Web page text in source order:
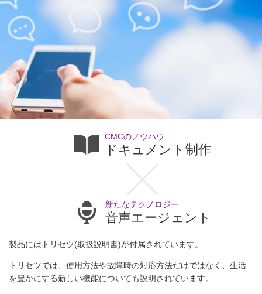
CMCのノウハウ
ドキュメント制作
新たなテクノロジー
音声エージェント
製品にはトリセツ(取扱説明書)が付属されています。
トリセツでは、使用方法や故障時の対応方法だけではなく、生活
を豊かにする新しい機能についても説明されています。